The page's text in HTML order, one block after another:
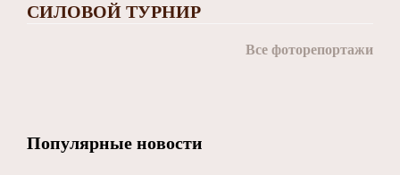
СИЛОВОЙ ТУРНИР
Все фоторепортажи
Популярные новости